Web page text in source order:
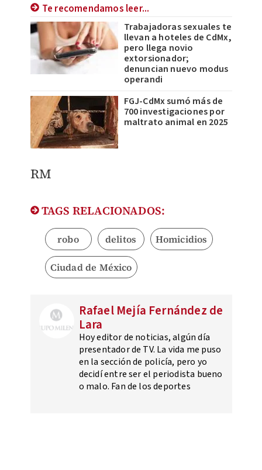
Te recomendamos leer...
Trabajadoras sexuales te
llevan a hoteles de CdMx,
pero llega novio
extorsionador;
denuncian nuevo modus
operandi
FGJ-CdMx sumó más de
700 investigaciones por
maltrato animal en 2025
RM
TAGS RELACIONADOS:
robo delitos Homicidios
Ciudad de México
Rafael Mejía Fernández de
Lara
Hoy editor de noticias, algún día
presentador de TV. La vida me puso
en la sección de policía, pero yo
decidí entre ser el periodista bueno
o malo. Fan de los deportes